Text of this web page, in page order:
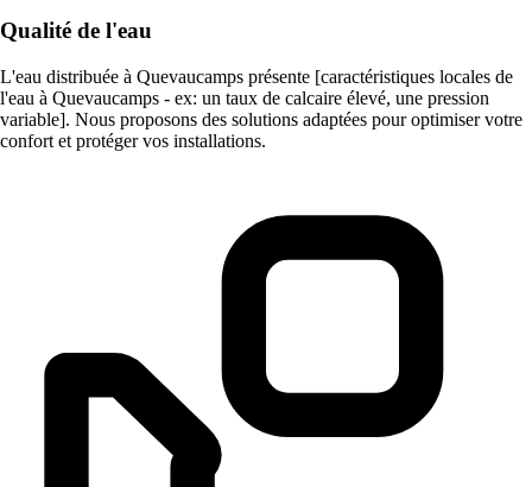
Qualité de l'eau
L'eau distribuée à Quevaucamps présente [caractéristiques locales de
l'eau à Quevaucamps - ex: un taux de calcaire élevé, une pression
variable]. Nous proposons des solutions adaptées pour optimiser votre
confort et protéger vos installations.